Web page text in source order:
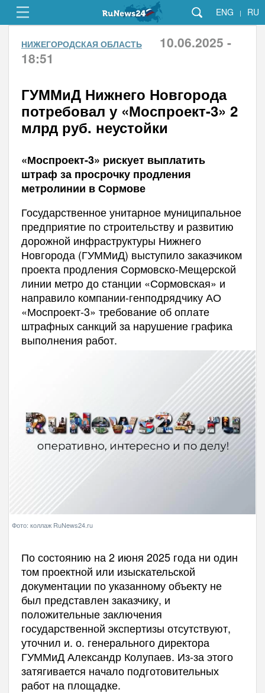
ENG | RU
НИЖЕГОРОДСКАЯ ОБЛАСТЬ
10.06.2025 -
18:51
ГУММиД Нижнего Новгорода
потребовал у «Моспроект-3» 2
млрд руб. неустойки
«Моспроект-3» рискует выплатить
штраф за просрочку продления
метролинии в Сормове
Государственное унитарное муниципальное
предприятие по строительству и развитию
дорожной инфраструктуры Нижнего
Новгорода (ГУММиД) выступило заказчиком
проекта продления Сормовско-Мещерской
линии метро до станции «Сормовская» и
направило компании-генподрядчику АО
«Моспроект-3» требование об оплате
штрафных санкций за нарушение графика
выполнения работ.
Фото: коллаж RuNews24.ru
По состоянию на 2 июня 2025 года ни один
том проектной или изыскательской
документации по указанному объекту не
был представлен заказчику, и
положительные заключения
государственной экспертизы отсутствуют,
уточнил и. о. генерального директора
ГУММиД Александр Колупаев. Из-за этого
затягивается начало подготовительных
работ на площадке.